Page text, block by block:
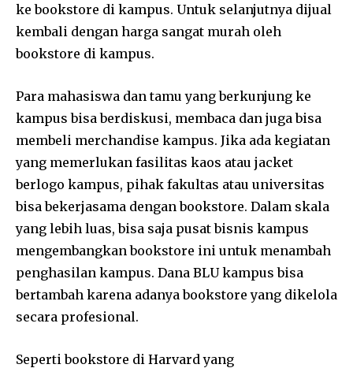
ke bookstore di kampus. Untuk selanjutnya dijual
kembali dengan harga sangat murah oleh
bookstore di kampus.
Para mahasiswa dan tamu yang berkunjung ke
kampus bisa berdiskusi, membaca dan juga bisa
membeli merchandise kampus. Jika ada kegiatan
yang memerlukan fasilitas kaos atau jacket
berlogo kampus, pihak fakultas atau universitas
bisa bekerjasama dengan bookstore. Dalam skala
yang lebih luas, bisa saja pusat bisnis kampus
mengembangkan bookstore ini untuk menambah
penghasilan kampus. Dana BLU kampus bisa
bertambah karena adanya bookstore yang dikelola
secara profesional.
Seperti bookstore di Harvard yang